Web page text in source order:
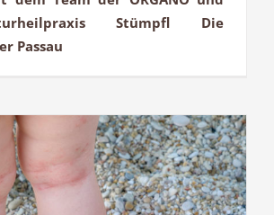
Stümpfl Die
Passau